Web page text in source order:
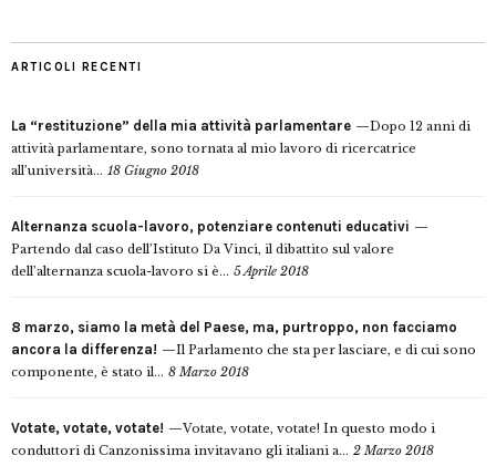
ARTICOLI RECENTI
La “restituzione” della mia attività parlamentare
Dopo 12 anni di
attività parlamentare, sono tornata al mio lavoro di ricercatrice
all’università... 18 Giugno 2018
Alternanza scuola-lavoro, potenziare contenuti educativi
Partendo dal caso dell’Istituto Da Vinci, il dibattito sul valore
dell’alternanza scuola-lavoro si è... 5 Aprile 2018
8 marzo, siamo la metà del Paese, ma, purtroppo, non facciamo
ancora la differenza!
Il Parlamento che sta per lasciare, e di cui sono
componente, è stato il... 8 Marzo 2018
Votate, votate, votate!
Votate, votate, votate! In questo modo i
conduttori di Canzonissima invitavano gli italiani a... 2 Marzo 2018